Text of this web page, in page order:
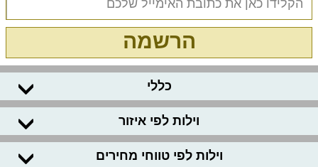
הרשמה
כללי
וילות לפי איזור
וילות לפי טווחי מחירים